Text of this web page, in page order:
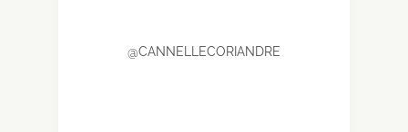
@CANNELLECORIANDRE